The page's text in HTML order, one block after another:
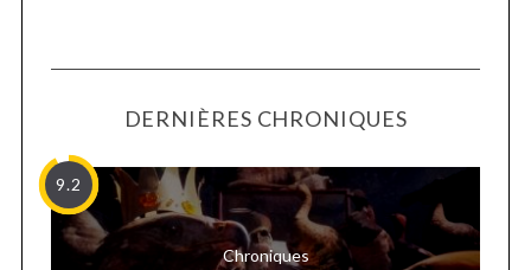
DERNIÈRES CHRONIQUES
9.2
Chroniques